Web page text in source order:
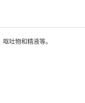
吐物和精液等。